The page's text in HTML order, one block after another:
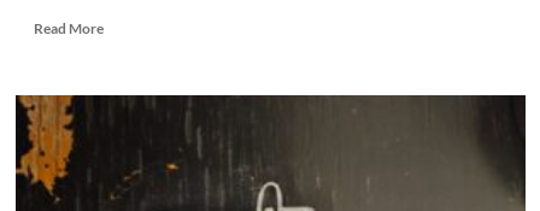
Read MoreRead
Femeie
interzise